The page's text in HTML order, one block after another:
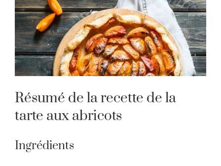
Résumé de la recette de la
tarte aux abricots
Ingrédients